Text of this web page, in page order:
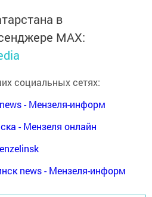
в
MАХ:
социальных сетях:
- Мензеля-информ
- Мензеля онлайн
news - Мензеля-информ